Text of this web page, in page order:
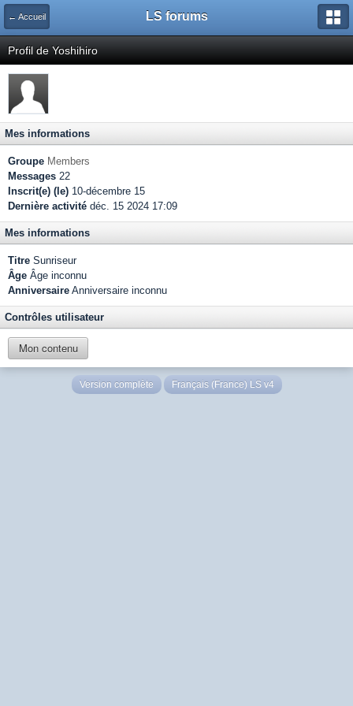
← Accueil LS forums
Profil de Yoshihiro
Mes informations
Groupe Members
Messages 22
Inscrit(e) (le) 10-décembre 15
Dernière activité déc. 15 2024 17:09
Mes informations
Titre Sunriseur
Âge Âge inconnu
Anniversaire Anniversaire inconnu
Contrôles utilisateur
Mon contenu
Version complète Français (France) LS v4